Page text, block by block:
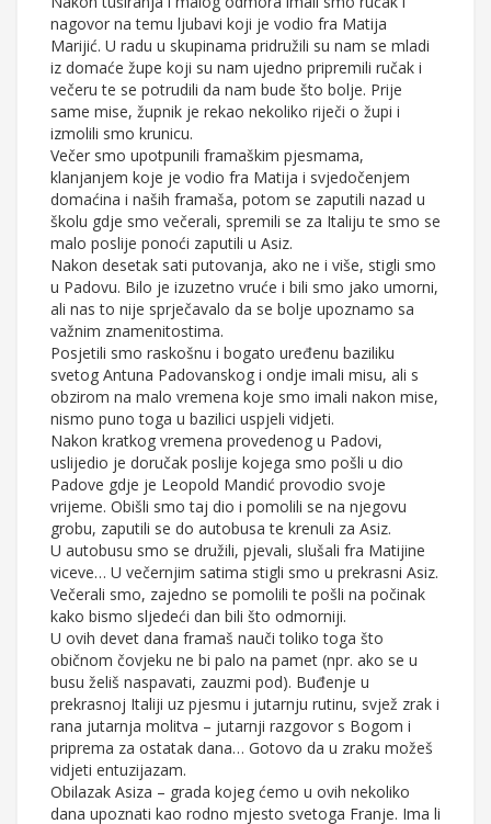
nagovor na temu ljubavi koji je vodio fra Matija
Marijić. U radu u skupinama pridružili su nam se mladi
iz domaće župe koji su nam ujedno pripremili ručak i
večeru te se potrudili da nam bude što bolje. Prije
same mise, župnik je rekao nekoliko riječi o župi i
izmolili smo krunicu.
Večer smo upotpunili framaškim pjesmama,
klanjanjem koje je vodio fra Matija i svjedočenjem
domaćina i naših framaša, potom se zaputili nazad u
školu gdje smo večerali, spremili se za Italiju te smo se
malo poslije ponoći zaputili u Asiz.
Nakon desetak sati putovanja, ako ne i više, stigli smo
u Padovu. Bilo je izuzetno vruće i bili smo jako umorni,
ali nas to nije sprječavalo da se bolje upoznamo sa
važnim znamenitostima.
Posjetili smo raskošnu i bogato uređenu baziliku
svetog Antuna Padovanskog i ondje imali misu, ali s
obzirom na malo vremena koje smo imali nakon mise,
nismo puno toga u bazilici uspjeli vidjeti.
Nakon kratkog vremena provedenog u Padovi,
uslijedio je doručak poslije kojega smo pošli u dio
Padove gdje je Leopold Mandić provodio svoje
vrijeme. Obišli smo taj dio i pomolili se na njegovu
grobu, zaputili se do autobusa te krenuli za Asiz.
U autobusu smo se družili, pjevali, slušali fra Matijine
viceve… U večernjim satima stigli smo u prekrasni Asiz.
Večerali smo, zajedno se pomolili te pošli na počinak
kako bismo sljedeći dan bili što odmorniji.
U ovih devet dana framaš nauči toliko toga što
običnom čovjeku ne bi palo na pamet (npr. ako se u
busu želiš naspavati, zauzmi pod). Buđenje u
prekrasnoj Italiji uz pjesmu i jutarnju rutinu, svjež zrak i
rana jutarnja molitva – jutarnji razgovor s Bogom i
priprema za ostatak dana… Gotovo da u zraku možeš
vidjeti entuzijazam.
Obilazak Asiza – grada kojeg ćemo u ovih nekoliko
dana upoznati kao rodno mjesto svetoga Franje. Ima li